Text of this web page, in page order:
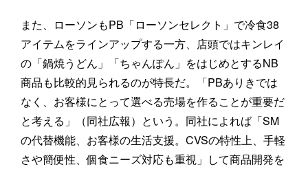
また、ローソンもPB「ローソンセレクト」で冷食38
アイテムをラインアップする一方、店頭ではキンレイ
の「鍋焼うどん」「ちゃんぽん」をはじめとするNB
商品も比較的見られるのが特長だ。「PBありきでは
なく、お客様にとって選べる売場を作ることが重要だ
と考える」（同社広報）という。同社によれば「SM
の代替機能、お客様の生活支援。CVSの特性上、手軽
さや簡便性、個食ニーズ対応も重視」して商品開発を